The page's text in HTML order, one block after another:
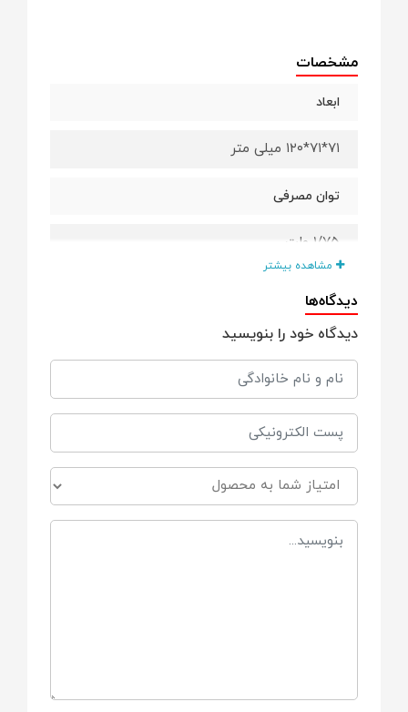
مشخصات
ابعاد
۷۱*۷۱*۱۲۰ میلی متر
توان مصرفی
۱/۷۵ وات
حجم بخار بر ساعت
۲۰ تا ۴۰ میلی لیتر بر ساعت
حجم
۱۵۰ میلی لیتر
جنس
مواد ABS+PP
مشاهده بیشتر
دیدگاه‌ها
دیدگاه خود را بنویسید